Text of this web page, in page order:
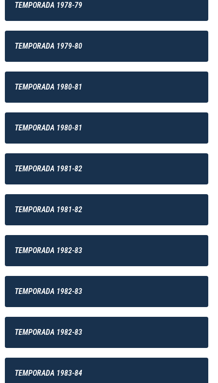
TEMPORADA 1978-79
TEMPORADA 1979-80
TEMPORADA 1980-81
TEMPORADA 1980-81
TEMPORADA 1981-82
TEMPORADA 1981-82
TEMPORADA 1982-83
TEMPORADA 1982-83
TEMPORADA 1982-83
TEMPORADA 1983-84